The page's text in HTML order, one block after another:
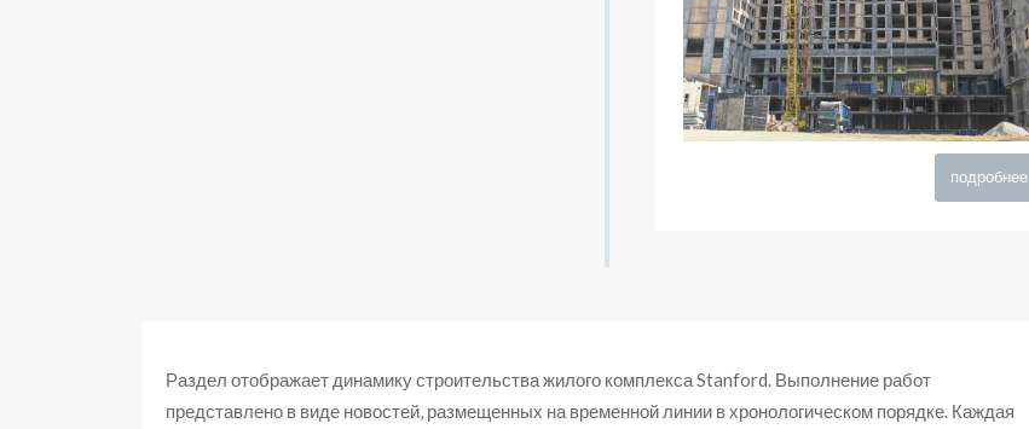
подробнее
Раздел отображает динамику строительства жилого комплекса Stanford. Выполнение работ
представлено в виде новостей, размещенных на временной линии в хронологическом порядке. Каждая